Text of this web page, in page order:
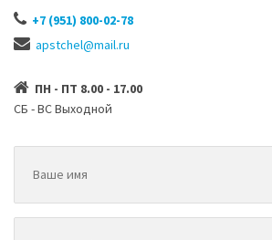
+7 (951) 800-02-78
apstchel@mail.ru
ПН - ПТ 8.00 - 17.00
СБ - ВС Выходной